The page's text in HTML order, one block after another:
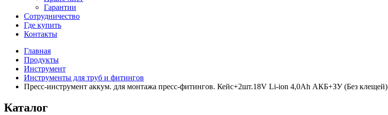
Гарантии
Сотрудничество
Где купить
Контакты
Главная
Продукты
Инструмент
Инструменты для труб и фитингов
Пресс-инструмент аккум. для монтажа пресс-фитингов. Кейс+2шт.18V Li-ion 4,0Ah АКБ+ЗУ (Без клещей)
Каталог